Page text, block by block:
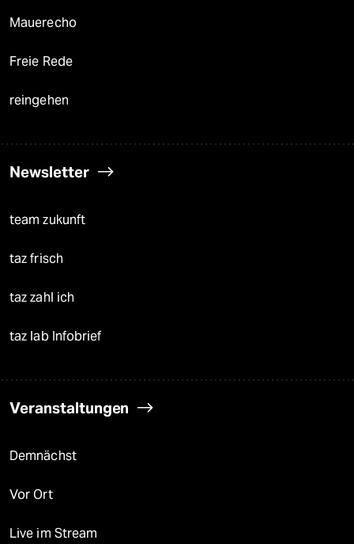
Mauerecho
Freie Rede
reingehen
Newsletter
team zukunft
taz frisch
taz zahl ich
taz lab Infobrief
Veranstaltungen
Demnächst
Vor Ort
Live im Stream